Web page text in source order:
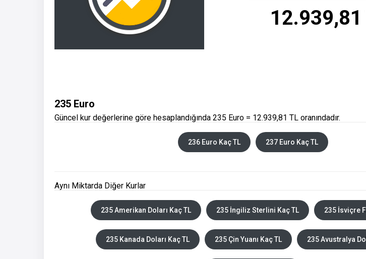
12.939,81
235 Euro
Güncel kur değerlerine göre hesaplandığında 235 Euro = 12.939,81 TL oranındadır.
236 Euro Kaç TL 237 Euro Kaç TL
Aynı Miktarda Diğer Kurlar
235 Amerikan Doları Kaç TL 235 İngiliz Sterlini Kaç TL 235 İsviçre
235 Kanada Doları Kaç TL 235 Çin Yuanı Kaç TL 235 Avustralya